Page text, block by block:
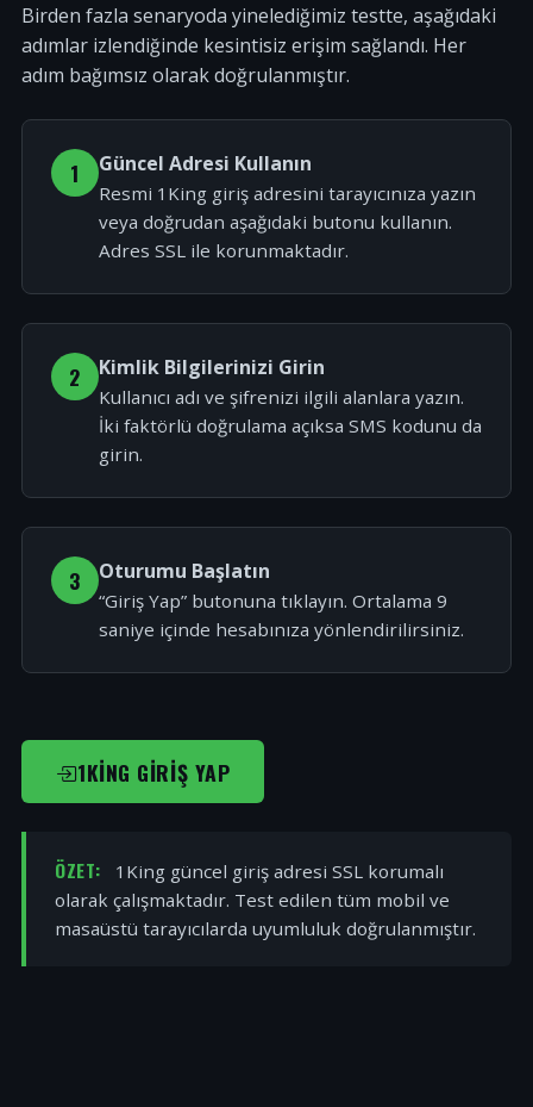
Birden fazla senaryoda yinelediğimiz testte, aşağıdaki
adımlar izlendiğinde kesintisiz erişim sağlandı. Her
adım bağımsız olarak doğrulanmıştır.
1 Güncel Adresi Kullanın
Resmi 1King giriş adresini tarayıcınıza yazın
veya doğrudan aşağıdaki butonu kullanın.
Adres SSL ile korunmaktadır.
2 Kimlik Bilgilerinizi Girin
Kullanıcı adı ve şifrenizi ilgili alanlara yazın.
İki faktörlü doğrulama açıksa SMS kodunu da
girin.
3 Oturumu Başlatın
“Giriş Yap” butonuna tıklayın. Ortalama 9
saniye içinde hesabınıza yönlendirilirsiniz.
1KING GIRIŞ YAP
ÖZET:
1King güncel giriş adresi SSL korumalı
olarak çalışmaktadır. Test edilen tüm mobil ve
masaüstü tarayıcılarda uyumluluk doğrulanmıştır.